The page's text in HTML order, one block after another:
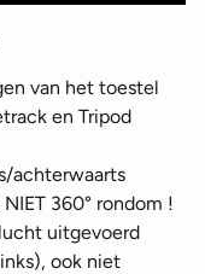
van het toestel
en Tripod
achterwaarts
360° rondom !
uitgevoerd
ook niet